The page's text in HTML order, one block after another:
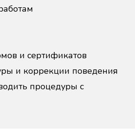
и сертификатов
и коррекции поведения
процедуры с